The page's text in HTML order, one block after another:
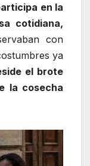
en la
cotidiana,
con
ya
el brote
la cosecha